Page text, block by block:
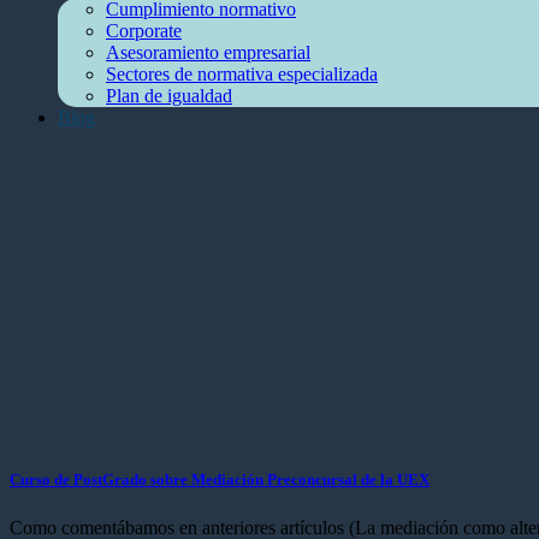
Cumplimiento normativo
Corporate
Asesoramiento empresarial
Sectores de normativa especializada
Plan de igualdad
Blog
Curso de PostGrado sobre Mediación Preconcursal de la UEX
Como comentábamos en anteriores artículos (La mediación como